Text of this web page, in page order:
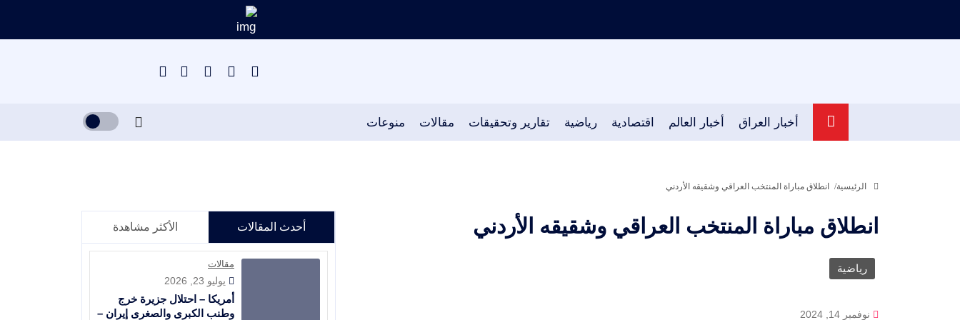
أخبار العراق أخبار العالم اقتصادية رياضية تقارير وتحقيقات مقالات منوعات
الرئيسية انطلاق مباراة المنتخب العراقي وشقيقه الأردني
انطلاق مباراة المنتخب العراقي وشقيقه الأردني
رياضية
نوفمبر 14, 2024
أحدث المقالات الأكثر مشاهدة
مقالات
يوليو 23, 2026
أمريكا – احتلال جزيرة خرج
وطنب الكبرى والصغرى إيران –